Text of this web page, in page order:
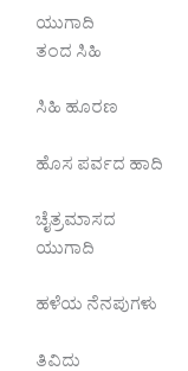
ಯುಗಾದಿ
ತಂದ ಸಿಹಿ
ಸಿಹಿ ಹೂರಣ
ಹೊಸ ಪರ್ವದ ಹಾದಿ
ಚೈತ್ರಮಾಸದ
ಯುಗಾದಿ
ಹಳೆಯ ನೆನಪುಗಳು
ತಿವಿದು